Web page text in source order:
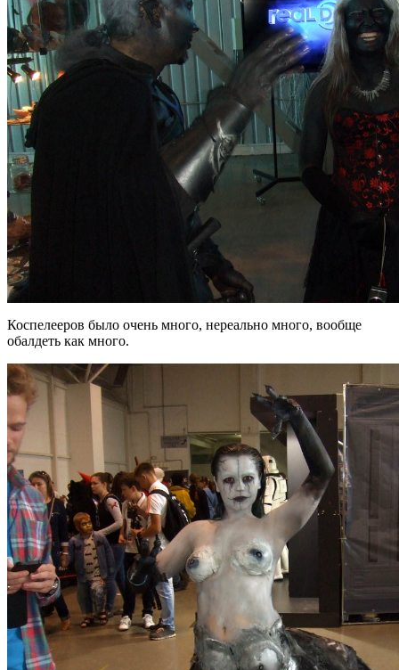
Коспелееров было очень много, нереально много, вообще
обалдеть как много.